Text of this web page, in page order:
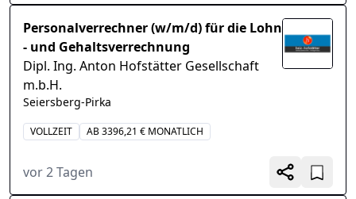
Personalverrechner (w/m/d) für die Lohn
- und Gehaltsverrechnung
Dipl. Ing. Anton Hofstätter Gesellschaft
m.b.H.
Seiersberg-Pirka
VOLLZEIT AB 3396,21 € MONATLICH
vor 2 Tagen